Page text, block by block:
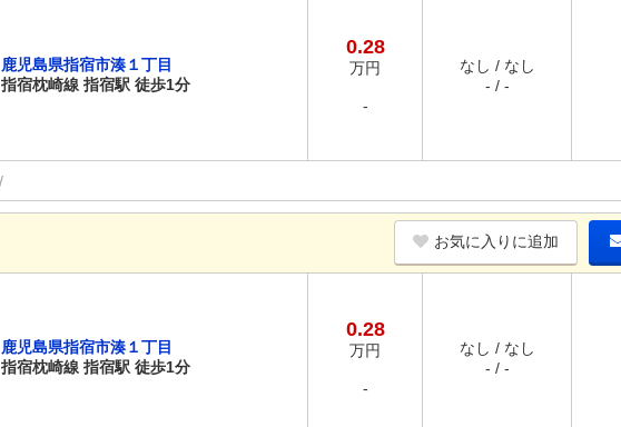
鹿児島県指宿市湊１丁目
指宿枕崎線 指宿駅 徒歩1分
0.28
万円
-
なし / なし
- / -
お気に入りに追加
鹿児島県指宿市湊１丁目
指宿枕崎線 指宿駅 徒歩1分
0.28
万円
-
なし / なし
- / -